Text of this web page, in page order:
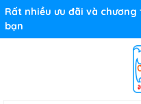
Rất nhiều ưu đãi và
bạn